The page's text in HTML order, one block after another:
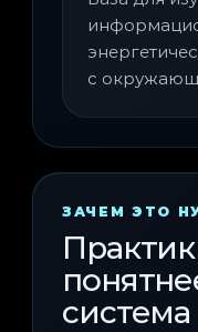
с
ЗАЧЕМ ЭТО
система